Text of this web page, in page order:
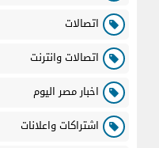
اتصالات
اتصالات وانترنت
اخبار مصر اليوم
اشتراكات واعلانات